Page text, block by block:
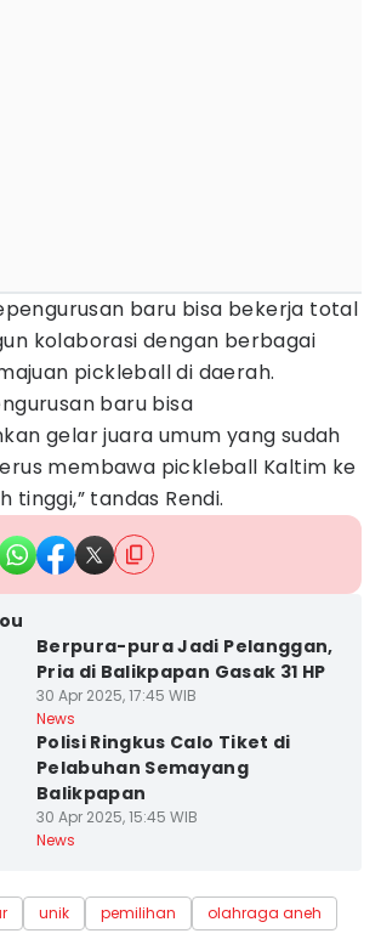
baru bisa bekerja total
kolaborasi dengan berbagai
pickleball di daerah.
baru bisa
gelar juara umum yang sudah
membawa pickleball Kaltim ke
tinggi,” tandas Rendi.
Berpura-pura Jadi Pelanggan,
Pria di Balikpapan Gasak 31 HP
30 Apr 2025, 17:45 WIB
News
Polisi Ringkus Calo Tiket di
Pelabuhan Semayang
Balikpapan
30 Apr 2025, 15:45 WIB
News
unik pemilihan olahraga aneh